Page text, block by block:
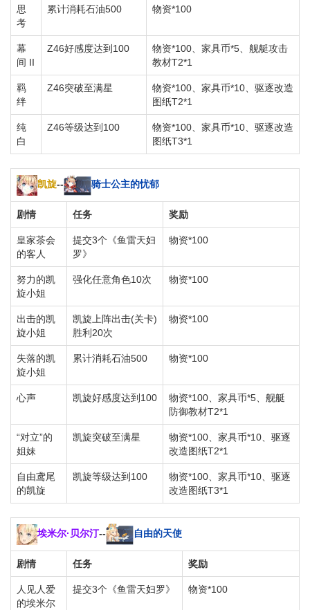
思
考
累计消耗石油500 物资*100
幕
间 II
Z46好感度达到100
物资*100、家具币*5、舰艇攻击
教材T2*1
羁
绊
Z46突破至满星
物资*100、家具币*10、驱逐改造
图纸T2*1
纯
白
Z46等级达到100
物资*100、家具币*10、驱逐改造
图纸T3*1
凯旋-- 骑士公主的忧郁
剧情 任务 奖励
皇家茶会
的客人
提交3个《鱼雷天妇
罗》
物资*100
努力的凯
旋小姐
强化任意角色10次 物资*100
出击的凯
旋小姐
凯旋上阵出击(关卡)
胜利20次
物资*100
失落的凯
旋小姐
累计消耗石油500 物资*100
心声 凯旋好感度达到100
物资*100、家具币*5、舰艇
防御教材T2*1
“对立”的
姐妹
凯旋突破至满星
物资*100、家具币*10、驱逐
改造图纸T2*1
自由鸢尾
的凯旋
凯旋等级达到100
物资*100、家具币*10、驱逐
改造图纸T3*1
埃米尔·贝尔汀-- 自由的天使
剧情 任务 奖励
人见人爱
的埃米尔
提交3个《鱼雷天妇罗》 物资*100